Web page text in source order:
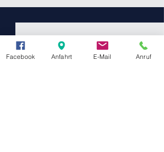
Facebook Anfahrt E-Mail Anruf